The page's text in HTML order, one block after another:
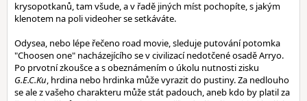
krysopotkanů, tam všude, a v řadě jiných míst pochopíte, s jakým
klenotem na poli videoher se setkáváte.
Odysea, nebo lépe řečeno road movie, sleduje putování potomka
"Choosen one" nacházejícího se v civilizací nedotčené osadě Arryo.
Po prvotní zkoušce a s obeznámením o úkolu nutnosti zisku
G.E.C.Ku, hrdina nebo hrdinka může vyrazit do pustiny. Za nedlouho
se ale z vašeho charakteru může stát padouch, aneb kdo by platil za